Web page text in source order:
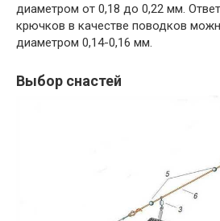
диаметром от 0,18 до 0,22 мм.
крючков в качестве поводков
диаметром 0,14-0,16 мм.
Выбор снастей